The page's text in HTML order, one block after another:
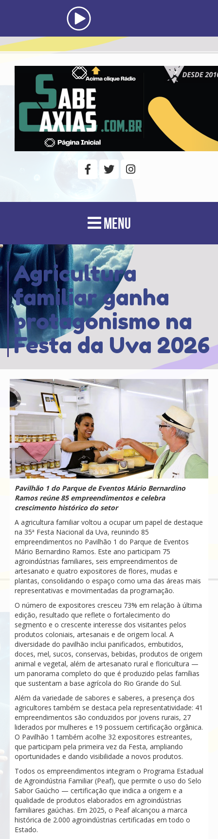
MENU
Agricultura
familiar ganha
protagonismo na
Festa da Uva 2026
Pavilhão 1 do Parque de Eventos Mário Bernardino
Ramos reúne 85 empreendimentos e celebra
crescimento histórico do setor
A agricultura familiar voltou a ocupar um papel de destaque
na 35ª Festa Nacional da Uva, reunindo 85
empreendimentos no Pavilhão 1 do Parque de Eventos
Mário Bernardino Ramos. Este ano participam 75
agroindústrias familiares, seis empreendimentos de
artesanato e quatro expositores de flores, mudas e
plantas, consolidando o espaço como uma das áreas mais
representativas e movimentadas da programação.
O número de expositores cresceu 73% em relação à última
edição, resultado que reflete o fortalecimento do
segmento e o crescente interesse dos visitantes pelos
produtos coloniais, artesanais e de origem local. A
diversidade do pavilhão inclui panificados, embutidos,
doces, mel, sucos, conservas, bebidas, produtos de origem
animal e vegetal, além de artesanato rural e floricultura —
um panorama completo do que é produzido pelas famílias
que sustentam a base agrícola do Rio Grande do Sul.
Além da variedade de sabores e saberes, a presença dos
agricultores também se destaca pela representatividade: 41
empreendimentos são conduzidos por jovens rurais, 27
liderados por mulheres e 19 possuem certificação orgânica.
O Pavilhão 1 também acolhe 32 expositores estreantes,
que participam pela primeira vez da Festa, ampliando
oportunidades e dando visibilidade a novos produtos.
Todos os empreendimentos integram o Programa Estadual
de Agroindústria Familiar (Peaf), que permite o uso do Selo
Sabor Gaúcho — certificação que indica a origem e a
qualidade de produtos elaborados em agroindústrias
familiares gaúchas. Em 2025, o Peaf alcançou a marca
histórica de 2.000 agroindústrias certificadas em todo o
Estado.